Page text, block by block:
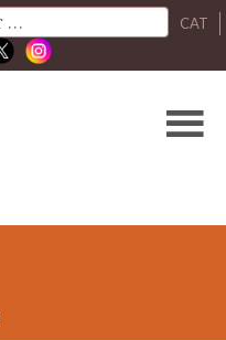
CAT